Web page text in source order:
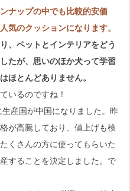
ナップの中でも比較的安価
気のクッションになります。
、ペットとインテリアをどう
たが、思いのほか犬って学習
ほとんどありません。
いるのですね！
産国が中国になりました。昨
が高騰しており、値上げも検
くさんの方に使ってもらいた
することを決定しました。で